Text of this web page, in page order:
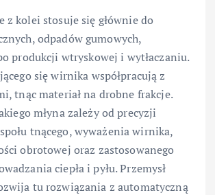
z kolei stosuje się głównie do
odpadów gumowych,
produkcji wtryskowej i wytłaczaniu.
się wirnika współpracują z
tnąc materiał na drobne frakcje.
młyna zależy od precyzji
tnącego, wyważenia wirnika,
obrotowej oraz zastosowanego
ciepła i pyłu. Przemysł
tu rozwiązania z automatyczną